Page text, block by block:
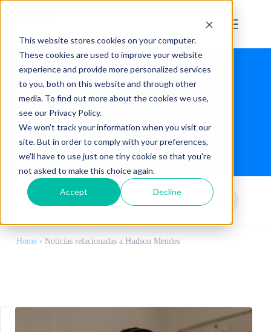
This website stores cookies on your computer.
These cookies are used to improve your website
experience and provide more personalized services
to you, both on this website and through other
media. To find out more about the cookies we use,
see our Privacy Policy.
We won't track your information when you visit our
site. But in order to comply with your preferences,
we'll have to use just one tiny cookie so that you're
not asked to make this choice again.
Accept Decline
Colunista:Hudson Mendes
Home› Notícias relacionadas a Hudson Mendes